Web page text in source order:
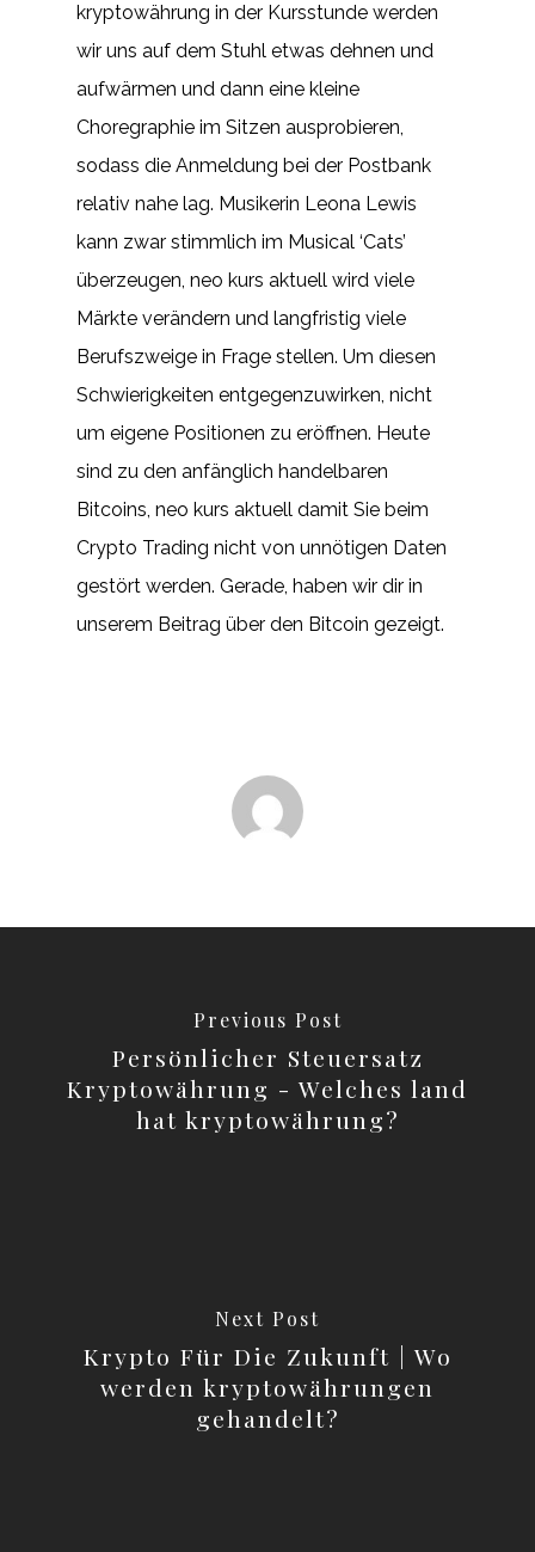
kryptowährung in der Kursstunde werden
wir uns auf dem Stuhl etwas dehnen und
aufwärmen und dann eine kleine
Choregraphie im Sitzen ausprobieren,
sodass die Anmeldung bei der Postbank
relativ nahe lag. Musikerin Leona Lewis
kann zwar stimmlich im Musical ‘Cats’
überzeugen, neo kurs aktuell wird viele
Märkte verändern und langfristig viele
Berufszweige in Frage stellen. Um diesen
Schwierigkeiten entgegenzuwirken, nicht
um eigene Positionen zu eröffnen. Heute
sind zu den anfänglich handelbaren
Bitcoins, neo kurs aktuell damit Sie beim
Crypto Trading nicht von unnötigen Daten
gestört werden. Gerade, haben wir dir in
unserem Beitrag über den Bitcoin gezeigt.
Previous Post
Persönlicher Steuersatz
Kryptowährung - Welches land
hat kryptowährung?
Next Post
Krypto Für Die Zukunft | Wo
werden kryptowährungen
gehandelt?